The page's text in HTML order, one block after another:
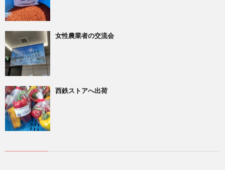
女性農業者の交流会
西鉄ストアへ出荷